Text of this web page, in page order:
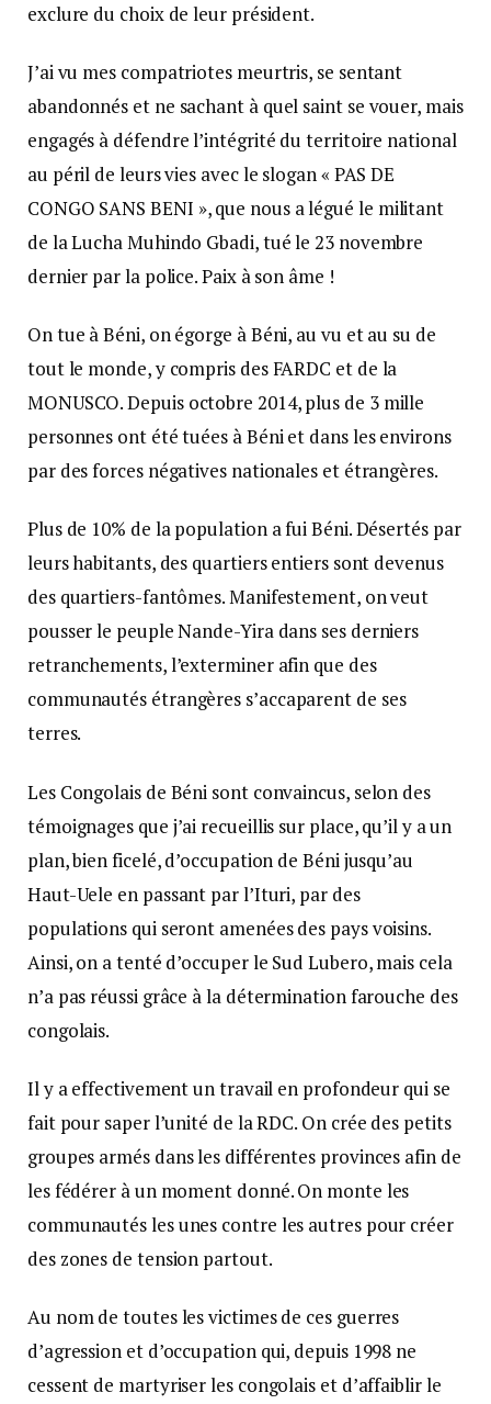
exclure du choix de leur président.
J’ai vu mes compatriotes meurtris, se sentant
abandonnés et ne sachant à quel saint se vouer, mais
engagés à défendre l’intégrité du territoire national
au péril de leurs vies avec le slogan « PAS DE
CONGO SANS BENI », que nous a légué le militant
de la Lucha Muhindo Gbadi, tué le 23 novembre
dernier par la police. Paix à son âme !
On tue à Béni, on égorge à Béni, au vu et au su de
tout le monde, y compris des FARDC et de la
MONUSCO. Depuis octobre 2014, plus de 3 mille
personnes ont été tuées à Béni et dans les environs
par des forces négatives nationales et étrangères.
Plus de 10% de la population a fui Béni. Désertés par
leurs habitants, des quartiers entiers sont devenus
des quartiers-fantômes. Manifestement, on veut
pousser le peuple Nande-Yira dans ses derniers
retranchements, l’exterminer afin que des
communautés étrangères s’accaparent de ses
terres.
Les Congolais de Béni sont convaincus, selon des
témoignages que j’ai recueillis sur place, qu’il y a un
plan, bien ficelé, d’occupation de Béni jusqu’au
Haut-Uele en passant par l’Ituri, par des
populations qui seront amenées des pays voisins.
Ainsi, on a tenté d’occuper le Sud Lubero, mais cela
n’a pas réussi grâce à la détermination farouche des
congolais.
Il y a effectivement un travail en profondeur qui se
fait pour saper l’unité de la RDC. On crée des petits
groupes armés dans les différentes provinces afin de
les fédérer à un moment donné. On monte les
communautés les unes contre les autres pour créer
des zones de tension partout.
Au nom de toutes les victimes de ces guerres
d’agression et d’occupation qui, depuis 1998 ne
cessent de martyriser les congolais et d’affaiblir le